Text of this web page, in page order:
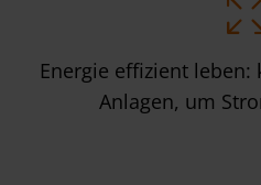
Energie effizient
Anlagen, um